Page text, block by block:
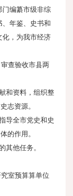
门编纂市级非综
年鉴、史书和
化，为我市经济
查验收市县两
和资料，组织整
志资源。
导全市党史和史
的作用。
其他任务。
室预算算单位